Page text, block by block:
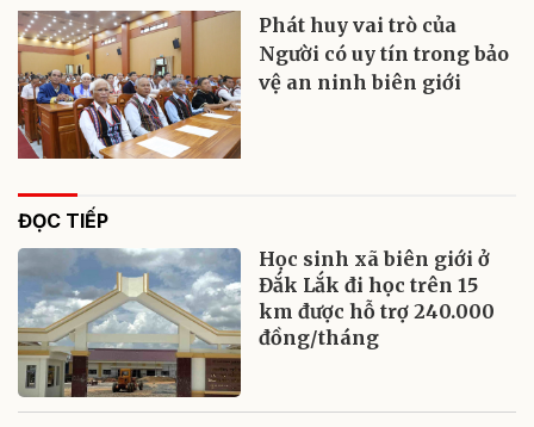
Phát huy vai trò của
Người có uy tín trong bảo
vệ an ninh biên giới
ĐỌC TIẾP
Học sinh xã biên giới ở
Đắk Lắk đi học trên 15
km được hỗ trợ 240.000
đồng/tháng